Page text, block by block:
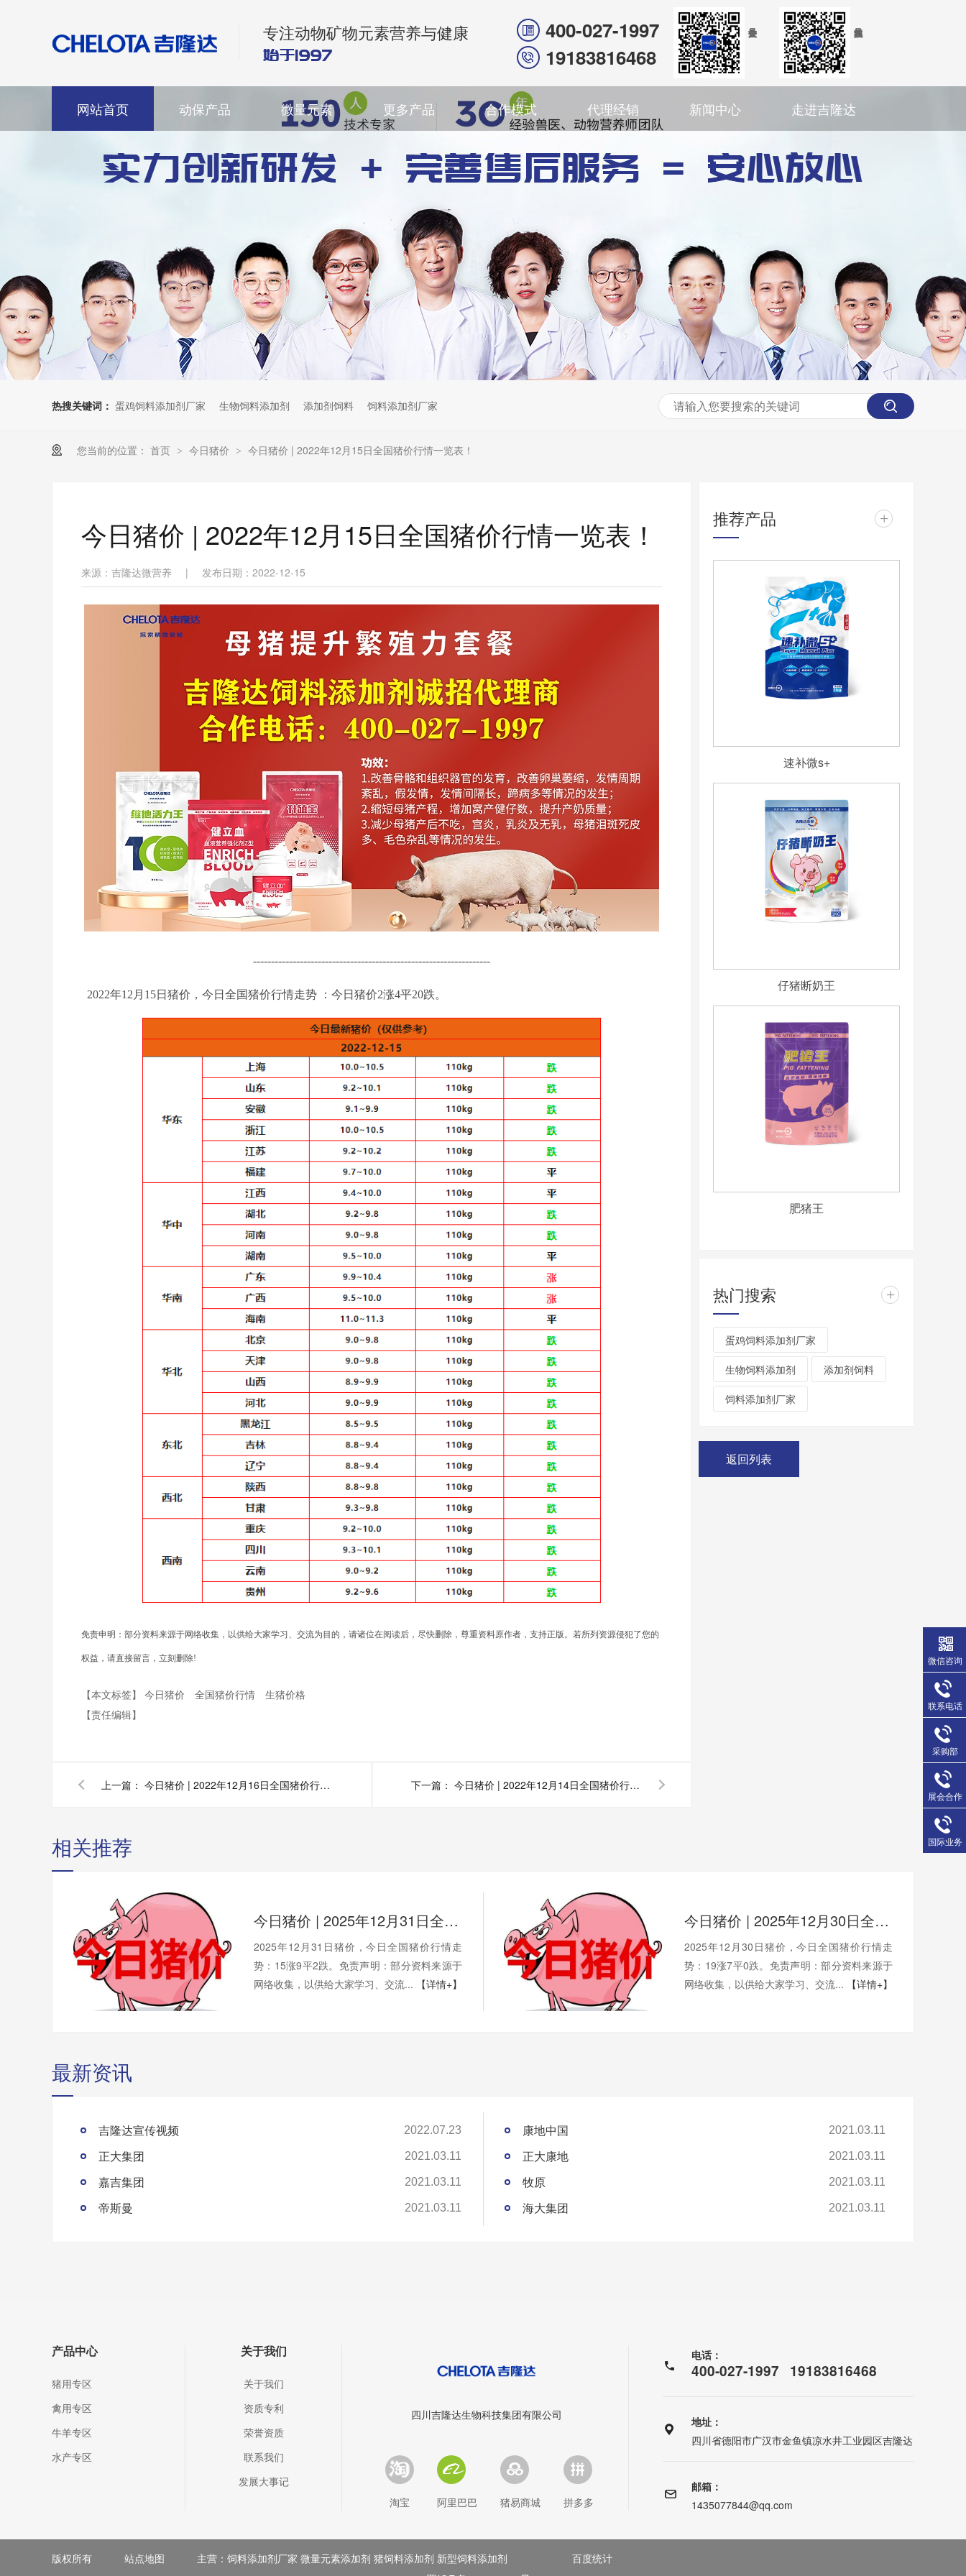
专注动物矿物元素营养与健康
400-027-1997
19183816468
网站首页 动保产品 微量元素 更多产品 合作模式 代理经销 新闻中心 走进吉隆达
热搜关键词： 蛋鸡饲料添加剂厂家 生物饲料添加剂 添加剂饲料 饲料添加剂厂家
您当前的位置： 首页 > 今日猪价 > 今日猪价 | 2022年12月15日全国猪价行情一览表！
今日猪价 | 2022年12月15日全国猪价行情一览表！
来源：吉隆达微营养 | 发布日期：2022-12-15
------------------------------------------------------------------
2022年12月15日猪价，今日全国猪价行情走势 ：今日猪价2涨4平20跌。
免责申明：部分资料来源于网络收集，以供给大家学习、交流为目的，请诸位在阅读后，尽快删除，尊重资料原作者，支持正版。若所列资源侵犯了您的
权益，请直接留言，立刻删除!
【本文标签】 今日猪价 全国猪价行情
生猪价格
【责任编辑】
上一篇： 今日猪价 | 2022年12月16日全国猪价行情一览表！ 下一篇： 今日猪价 | 2022年12月14日全国猪价行情一览表！
推荐产品 +
速补微s+
仔猪断奶王
肥猪王
热门搜索 +
蛋鸡饲料添加剂厂家
生物饲料添加剂 添加剂饲料
饲料添加剂厂家
返回列表
相关推荐
今日猪价 | 2025年12月31日全国猪价行情一览表！
2025年12月31日猪价，今日全国猪价行情走
势：15涨9平2跌。免责声明：部分资料来源于
网络收集，以供给大家学习、交流...
【详情+】
今日猪价 | 2025年12月30日全国猪价行情一览表！
2025年12月30日猪价，今日全国猪价行情走
势：19涨7平0跌。免责声明：部分资料来源于
网络收集，以供给大家学习、交流...
【详情+】
最新资讯
吉隆达宣传视频 2022.07.23
正大集团 2021.03.11
嘉吉集团 2021.03.11
帝斯曼 2021.03.11
康地中国 2021.03.11
正大康地 2021.03.11
牧原 2021.03.11
海大集团 2021.03.11
产品中心
猪用专区
禽用专区
牛羊专区
水产专区
关于我们
关于我们
资质专利
荣誉资质
联系我们
发展大事记
四川吉隆达生物科技集团有限公司
淘宝 阿里巴巴 猪易商城 拼多多
电话：
400-027-1997 19183816468
地址：
四川省德阳市广汉市金鱼镇凉水井工业园区吉隆达
邮箱：
1435077844@qq.com
版权所有 站点地图 主营：饲料添加剂厂家 微量元素添加剂 猪饲料添加剂 新型饲料添加剂 百度统计
微信咨询
联系电话
采购部
展会合作
国际业务